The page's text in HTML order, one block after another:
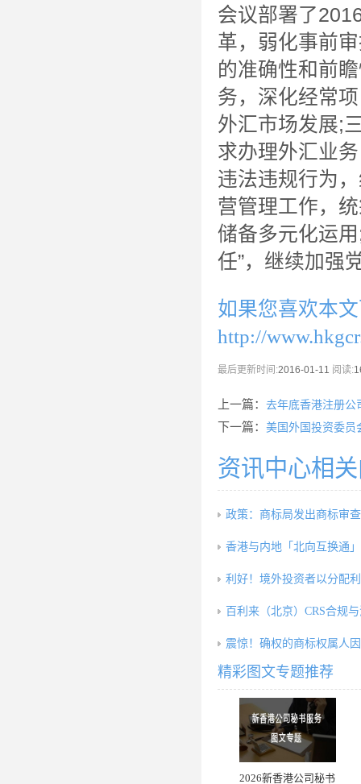
会议部署了
革，弱化事前
的准确性和前
务，深化经常
外汇市场发展;
求办理外汇业
违法违规行为
营管理工作，
储备多元化运
任”，继续加强
如果您喜欢本
http://
最后更新时间:2016-01-11 阅读:
上一篇： 去年底香港注册公
下一篇： 美国外国投资委员
资讯中心相
政策：商标局发出商标审
香港与内地「北向互换通
利好！境外投资者以分配
百利来（北京）CRS合规
震惊！确权的商标权属人
精彩图文专题推荐
2026新香港公司秘书